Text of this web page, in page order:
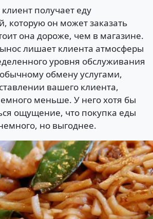
получает еду
которую он может заказать
она дороже, чем в магазине.
лишает клиента атмосферы
уровня обслуживания
обмену услугами,
вашего клиента,
меньше. У него хотя бы
ощущение, что покупка еды
но выгоднее.